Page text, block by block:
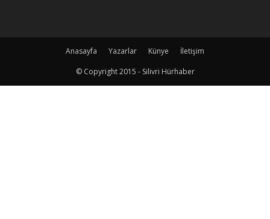
Anasayfa Yazarlar Künye
İletişim
© Copyright 2015 - Silivri Hürhaber